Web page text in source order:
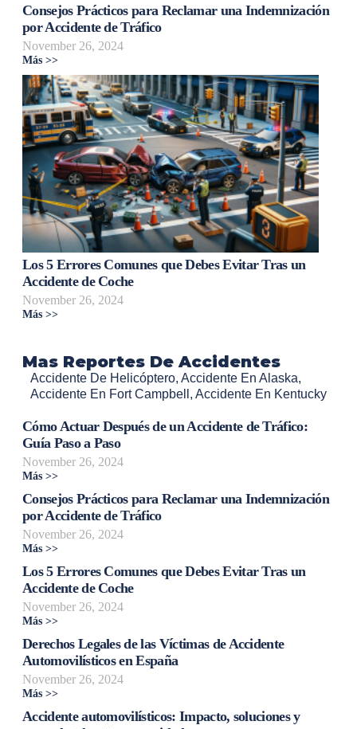
Consejos Prácticos para Reclamar una Indemnización
por Accidente de Tráfico
November 26, 2024
Más >>
Los 5 Errores Comunes que Debes Evitar Tras un
Accidente de Coche
November 26, 2024
Más >>
Mas Reportes De Accidentes
Accidente De Helicóptero, Accidente En Alaska,
Accidente En Fort Campbell , Accidente En Kentucky
Cómo Actuar Después de un Accidente de Tráfico:
Guía Paso a Paso
November 26, 2024
Más >>
Consejos Prácticos para Reclamar una Indemnización
por Accidente de Tráfico
November 26, 2024
Más >>
Los 5 Errores Comunes que Debes Evitar Tras un
Accidente de Coche
November 26, 2024
Más >>
Derechos Legales de las Víctimas de Accidente
Automovilísticos en España
November 26, 2024
Más >>
Accidente automovilísticos: Impacto, soluciones y